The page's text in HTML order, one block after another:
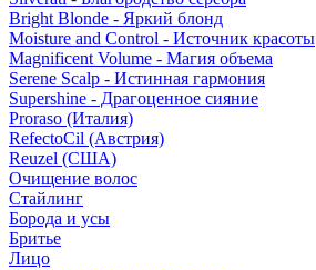
Bright Blonde - Яркий блонд
Moisture and Control - Источник красоты
Magnificent Volume - Магия объема
Serene Scalp - Истинная гармония
Supershine - Драгоценное сияние
Proraso (Италия)
RefectoCil (Австрия)
Reuzel (США)
Очищение волос
Стайлинг
Борода и усы
Бритье
Лицо